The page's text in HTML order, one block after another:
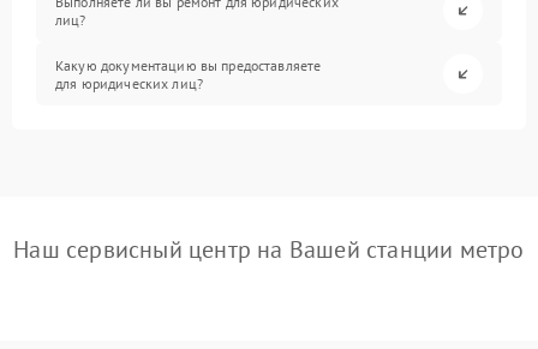
лиц?
Какую документацию вы предоставляете
для юридических лиц?
Наш сервисный центр на Вашей станции метро